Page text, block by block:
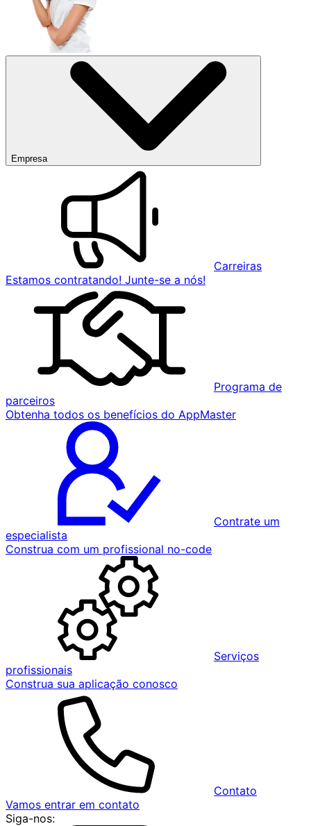
Empresa
Carreiras
Estamos contratando! Junte-se a nós!
Programa de
parceiros
Obtenha todos os benefícios do AppMaster
Contrate um
especialista
Construa com um profissional no-code
Serviços
profissionais
Construa sua aplicação conosco
Contato
Vamos entrar em contato
Siga-nos: